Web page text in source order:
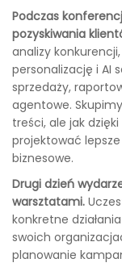
Podczas
pozyskiwania
analizy
personalizację i AI
sprzedaży,
agentowe.
treści, ale jak
projektować
biznesowe.
Drugi dzień
warsztatami.
konkretne
swoich
planowanie